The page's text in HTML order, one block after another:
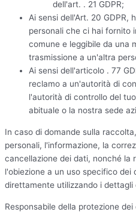
dell'art. . 21 GDPR;
Ai sensi dell'Art. 20 GDPR,
personali che ci hai fornito
comune e leggibile da una
trasmissione a un'altra
Ai sensi dell'articolo . 77
reclamo a un'autorità di
l'autorità di controllo del
abituale o la nostra sede
In caso di domande sulla
personali, l'informazione, la
cancellazione dei dati, nonché la
l'obiezione a un uso specifico
direttamente utilizzando i
Responsabile della protezione dei